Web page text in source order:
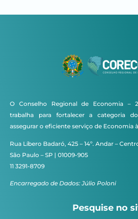
O Conselho Regional de Economia –
trabalha para fortalecer a categoria
assegurar o eficiente serviço de Economia
Rua Líbero Badaró, 425 – 14º. Andar –
São Paulo – SP | 01009-905
11 3291-8709
Encarregado de Dados: Júlio Poloni
Pesquise no